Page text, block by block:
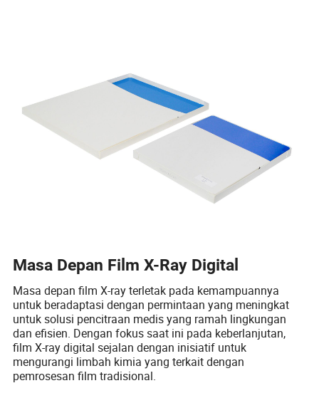
Masa Depan Film X-Ray Digital
Masa depan film X-ray terletak pada kemampuannya
untuk beradaptasi dengan permintaan yang meningkat
untuk solusi pencitraan medis yang ramah lingkungan
dan efisien. Dengan fokus saat ini pada keberlanjutan,
film X-ray digital sejalan dengan inisiatif untuk
mengurangi limbah kimia yang terkait dengan
pemrosesan film tradisional.